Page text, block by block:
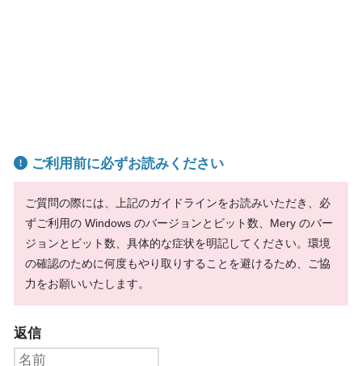
ご利用前に必ずお読みください
ご質問の際には、上記のガイドラインをお読みいただき、必
ずご利用の Windows のバージョンとビット数、Mery のバー
ジョンとビット数、具体的な症状を明記してください。環境
の確認のために何度もやり取りすることを避けるため、ご協
力をお願いいたします。
返信